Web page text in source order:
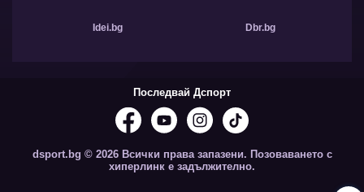
Idei.bg Dbr.bg
Последвай Дспорт
dsport.bg © 2026 Всички права запазени. Позоваването с
хиперлинк е задължително.